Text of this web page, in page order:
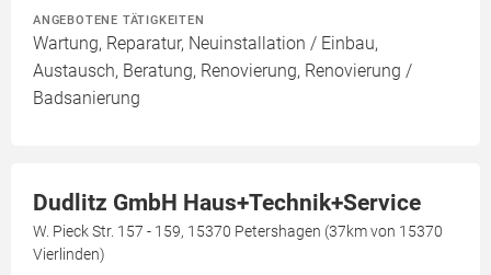
ANGEBOTENE TÄTIGKEITEN
Wartung, Reparatur, Neuinstallation / Einbau,
Austausch, Beratung, Renovierung, Renovierung /
Badsanierung
Dudlitz GmbH Haus+Technik+Service
W. Pieck Str. 157 - 159, 15370 Petershagen (37km von 15370
Vierlinden)